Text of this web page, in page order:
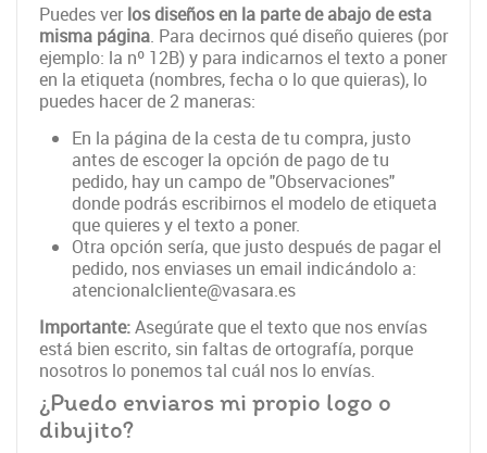
Puedes verlos diseños en la parte de abajo de esta
misma página. Para decirnos qué diseño quieres (por
ejemplo: la nº 12B) y para indicarnos el texto a poner
en la etiqueta (nombres, fecha o lo que quieras), lo
puedes hacer de 2 maneras:
En la página de la cesta de tu compra, justo
antes de escoger la opción de pago de tu
pedido, hay un campo de "Observaciones"
donde podrás escribirnos el modelo de etiqueta
que quieres y el texto a poner.
Otra opción sería, que justo después de pagar el
pedido, nos enviases un email indicándolo a:
atencionalcliente@vasara.es
Importante:Asegúrate que el texto que nos envías
está bien escrito, sin faltas de ortografía, porque
nosotros lo ponemos tal cuál nos lo envías.
¿Puedo enviaros mi propio logo o
dibujito?